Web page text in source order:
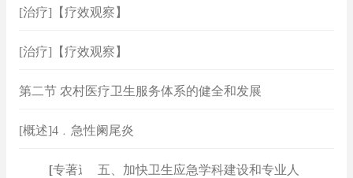
[治疗]【疗效观察】
[治疗]【疗效观察】
第二节 农村医疗卫生服务体系的健全和发展
[概述]4﹒急性阑尾炎
专著速查]
五、加快卫生应急学科建设和专业人